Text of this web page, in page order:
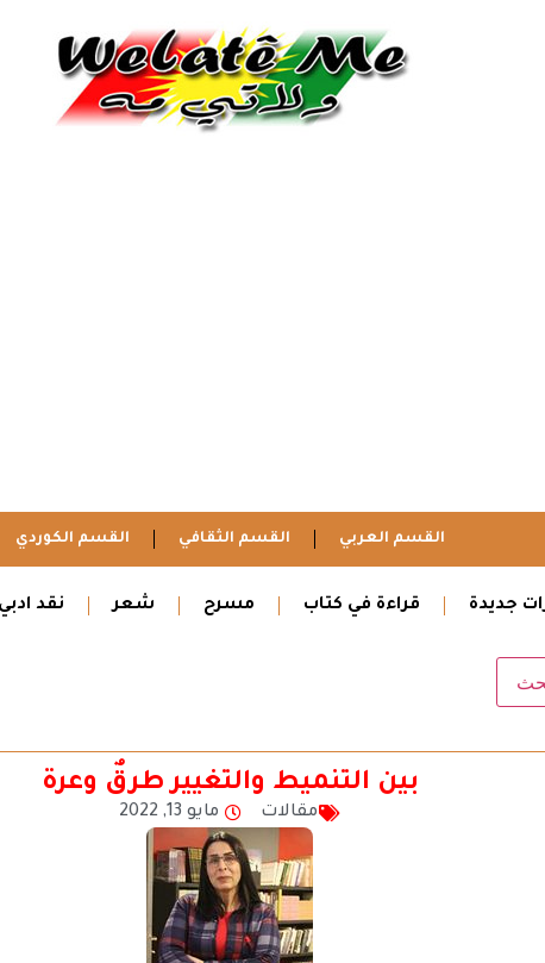
القسم العربي القسم الثقافي القسم الكوردي
جديدة قراءة في كتاب مسرح شعر نقد ادبي
بين التنميط والتغيير طرقٌ وعرة
مقالات مايو 13, 2022